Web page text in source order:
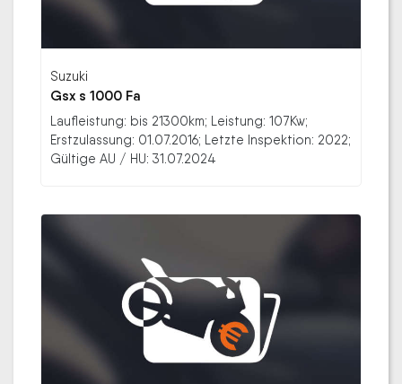
Suzuki
Gsx s 1000 Fa
Laufleistung: bis 21300km; Leistung: 107Kw;
Erstzulassung: 01.07.2016; Letzte Inspektion: 2022;
Gültige AU / HU: 31.07.2024